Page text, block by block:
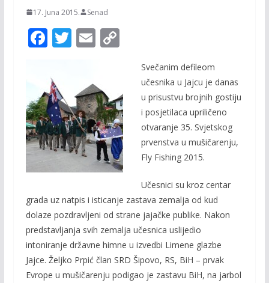
17. Juna 2015. Senad
F
e
b
o
o
k
T
er
E
l
C
y
Li
n
k
Svečanim defileom
učesnika u Jajcu je danas
u prisustvu brojnih gostiju
i posjetilaca upriličeno
otvaranje 35. Svjetskog
prvenstva u mušičarenju,
Fly Fishing 2015.
Učesnici su kroz centar
grada uz natpis i isticanje zastava zemalja od kud
dolaze pozdravljeni od strane jajačke publike. Nakon
predstavljanja svih zemalja učesnica uslijedio
intoniranje državne himne u izvedbi Limene glazbe
Jajce. Željko Prpić član SRD Šipovo, RS, BiH – prvak
Evrope u mušičarenju podigao je zastavu BiH, na jarbol